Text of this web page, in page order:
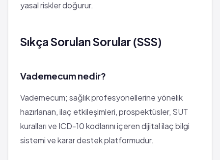
yasal riskler doğurur.
Sıkça Sorulan Sorular (SSS)
Vademecum nedir?
Vademecum; sağlık profesyonellerine yönelik
hazırlanan, ilaç etkileşimleri, prospektüsler, SUT
kuralları ve ICD-10 kodlarını içeren dijital ilaç bilgi
sistemi ve karar destek platformudur.